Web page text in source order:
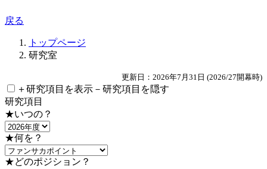
戻る
トップページ
研究室
更新日：2026年7月31日 (2026/27開幕時)
＋研究項目を表示 －研究項目を隠す
研究項目
★いつの？
★何を？
★どのポジション？